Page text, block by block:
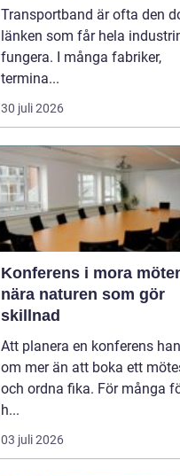
Transportband är ofta den
länken som får hela
fungera. I många fabriker,
termina...
30 juli 2026
Konferens i mora möten
nära naturen som gör
skillnad
Att planera en konferens
om mer än att boka ett
och ordna fika. För många
h...
03 juli 2026